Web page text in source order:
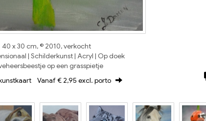
40 x 30 cm, © 2010, verkocht
| Schilderkunst | Acryl | Op doek
op een grasspietje
Vanaf € 2,95 excl. porto